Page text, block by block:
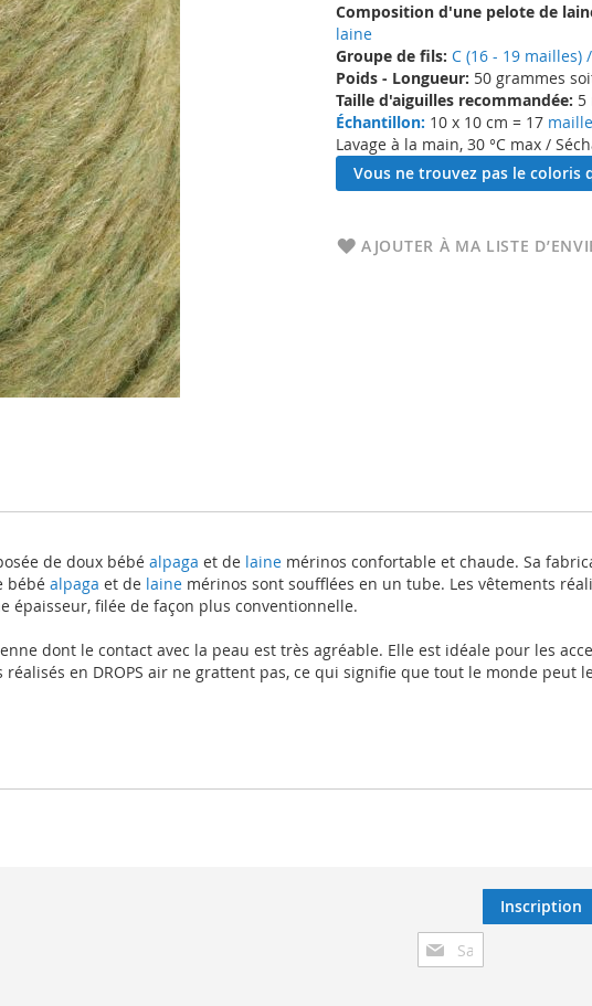
Composition d'une pelote de
laine
Groupe de fils: C (16 - 19 mailles)
Poids - Longueur: 50 grammes
Taille d'aiguilles recommandée: 5
Échantillon: 10 x 10 cm = 17
Lavage à la main, 30 °C max /
Vous ne trouvez pas le coloris
AJOUTER À MA LISTE
de doux bébé alpaga et de laine mérinos confortable et chaude. Sa
bébé alpaga et de laine mérinos sont soufflées en un tube. Les vêtements
épaisseur, filée de façon plus conventionnelle.
dont le contact avec la peau est très agréable. Elle est idéale pour les
en DROPS air ne grattent pas, ce qui signifie que tout le monde peut
Inscription
à
Inscription